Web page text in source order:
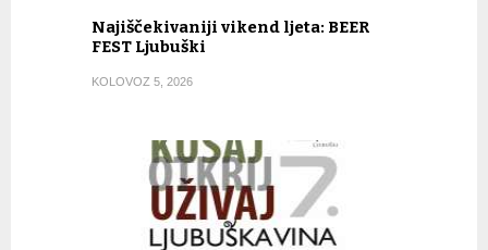
Najiščekivaniji vikend ljeta: BEER
FEST Ljubuški
KOLOVOZ 5, 2026